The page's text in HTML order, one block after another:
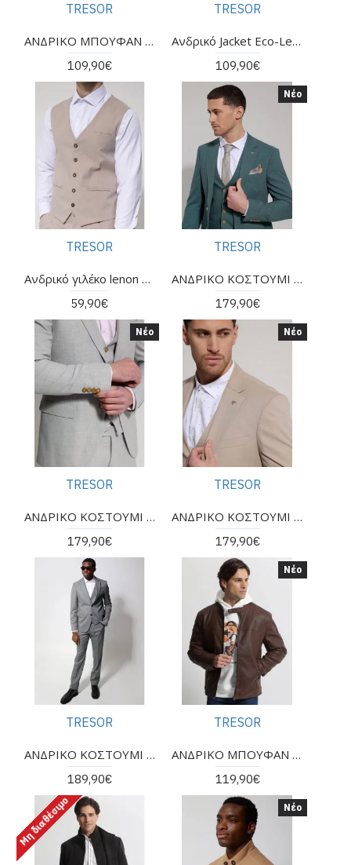
TRESOR
ΑΝΔΡΙΚΟ ΜΠΟΥΦΑΝ ΑΠΟ ΟΙΚΟΛΟΓΙΚΗ ΔΕΡΜΑΤΙΝΗ ΤΗΣ ΕΤΑΙΡΕΙΑΣ TRESOR
109,90€
TRESOR
Ανδρικό Jacket Eco-Leather Μπουφάν VENERO Μαύρο
109,90€
TRESOR
Ανδρικό γιλέκο lenon μπεζ της εταιρείας TRESOR
59,90€
Νέο
TRESOR
ΑΝΔΡΙΚΟ ΚΟΣΤΟΥΜΙ ΤΗΣ ΕΤΑΙΡΕΙΑΣ TRESOR
179,90€
Νέο
TRESOR
ΑΝΔΡΙΚΟ ΚΟΣΤΟΥΜΙ ΤΗΣ ΕΤΑΙΡΕΙΑΣ TRESOR
179,90€
Νέο
TRESOR
ΑΝΔΡΙΚΟ ΚΟΣΤΟΥΜΙ ΤΗΣ ΕΤΑΙΡΕΙΑΣ TRESOR
179,90€
TRESOR
ΑΝΔΡΙΚΟ ΚΟΣΤΟΥΜΙ ΤΗΣ ΕΤΑΙΡΕΙΑΣ TRESOR 2025-2026
189,90€
Νέο
TRESOR
ΑΝΔΡΙΚΟ ΜΠΟΥΦΑΝ ΑΠΟ ΟΙΚΟΛΟΓΙΚΗ ΔΕΡΜΑΤΙΝΗ ΤΗΣ ΕΤΑΙΡΕΙΑΣ TRESOR
119,90€
Μη διαθέσιμο Νέο